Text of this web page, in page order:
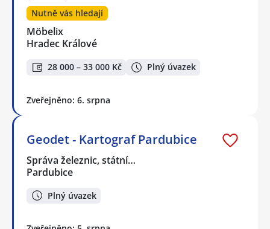
Nutně vás hledají
Möbelix
Hradec Králové
28 000 – 33 000 Kč Plný úvazek
Zveřejněno: 6. srpna
Geodet - Kartograf Pardubice
Správa železnic, státní…
Pardubice
Plný úvazek